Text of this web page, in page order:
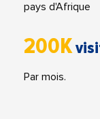
pays d'Afrique
200K
Par mois.